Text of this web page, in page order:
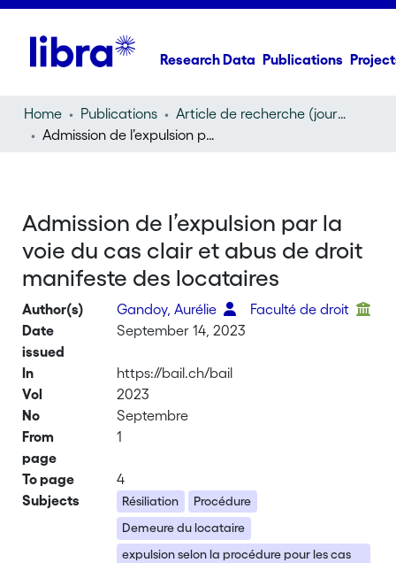
Research Data Publications
Home Publications
Article de recherche (journal article)
Admission de l’expulsion par la voie du cas clair et abus de droit manifeste des locataires
Admission de l’expulsion par la
voie du cas clair et abus de droit
manifeste des locataires
Author(s) Gandoy, Aurélie
Faculté de droit
Date
issued
September 14, 2023
In
https://bail.ch/bail
Vol
2023
No
Septembre
From
page
1
To page
4
Subjects
Résiliation
Procédure
Demeure du locataire
expulsion selon la procédure pour les cas